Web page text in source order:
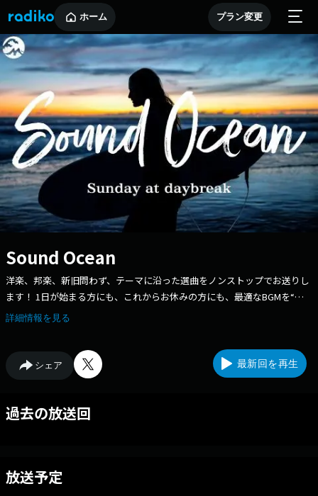
ホーム プラン変更
Sound Ocean
洋楽、邦楽、新旧問わず、テーマに沿った選曲をノンストップでお送りし
ます！ 1日が始まる方にも、これからお休みの方にも、最適なBGMを“ラ
ジオ”からお届け♪ 番組へのご意見やご感想もお待ちしています。
詳細情報を見る
シェア 最新回を再生
過去の放送回
放送予定